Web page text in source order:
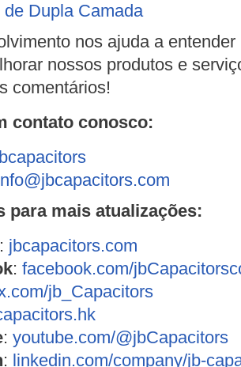
de Dupla Camada
nos ajuda a
nossos produtos e
comentários!
contato conosco:
para mais atualizações:
jbcapacitors.com
: facebook.com/
jb_Capacitors
: youtube.com/@jbCapacitors
: linkedin.com/company/jb-